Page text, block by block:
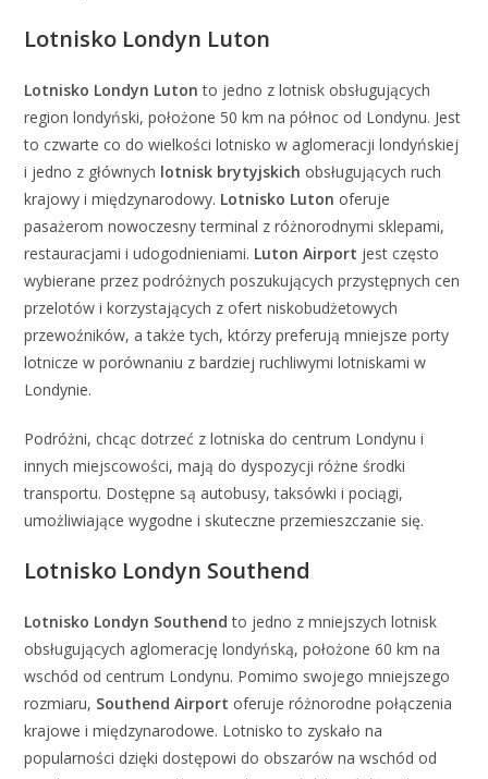
Lotnisko Londyn Luton
Lotnisko Londyn Luton to jedno z lotnisk obsługujących
region londyński, położone 50 km na północ od Londynu. Jest
to czwarte co do wielkości lotnisko w aglomeracji londyńskiej
i jedno z głównych lotnisk brytyjskich obsługujących ruch
krajowy i międzynarodowy. Lotnisko Lutonoferuje
pasażerom nowoczesny terminal z różnorodnymi sklepami,
restauracjami i udogodnieniami. Luton Airport jest często
wybierane przez podróżnych poszukujących przystępnych cen
przelotów i korzystających z ofert niskobudżetowych
przewoźników, a także tych, którzy preferują mniejsze porty
lotnicze w porównaniu z bardziej ruchliwymi lotniskami w
Londynie.
Podróżni, chcąc dotrzeć z lotniska do centrum Londynu i
innych miejscowości, mają do dyspozycji różne środki
transportu. Dostępne są autobusy, taksówki i pociągi,
umożliwiające wygodne i skuteczne przemieszczanie się.
Lotnisko Londyn Southend
Lotnisko Londyn Southend to jedno z mniejszych lotnisk
obsługujących aglomerację londyńską, położone 60 km na
wschód od centrum Londynu. Pomimo swojego mniejszego
rozmiaru, Southend Airport oferuje różnorodne połączenia
krajowe i międzynarodowe. Lotnisko to zyskało na
popularności dzięki dostępowi do obszarów na wschód od